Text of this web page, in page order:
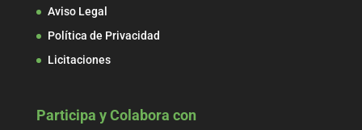
Aviso Legal
Política de Privacidad
Licitaciones
Participa y Colabora con